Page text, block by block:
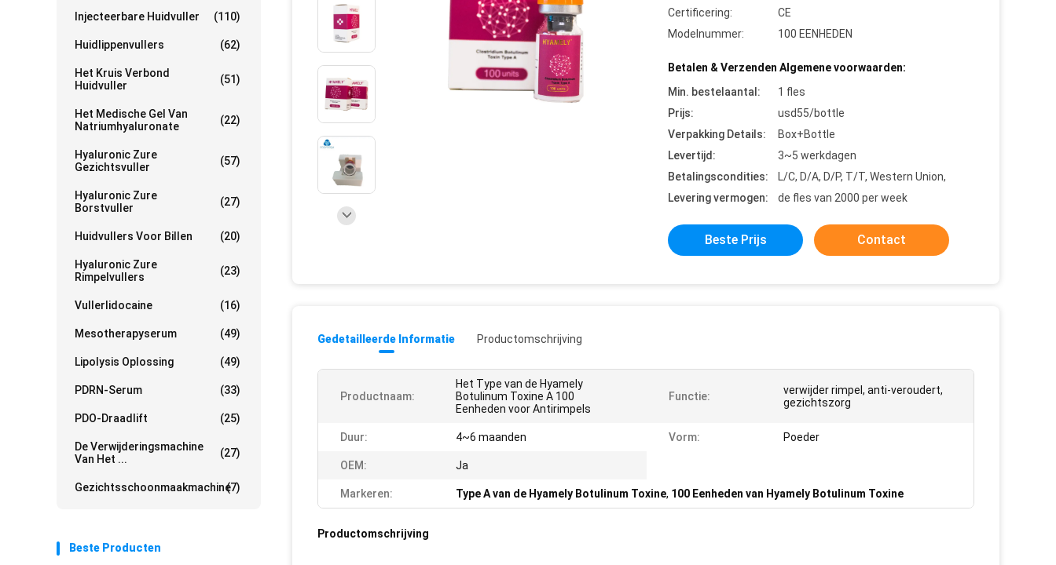
Injecteerbare Huidvuller (110)
Huidlippenvullers (62)
Het Kruis Verbond
Huidvuller
(51)
Het Medische Gel Van
Natriumhyaluronate
(22)
Hyaluronic Zure
Gezichtsvuller
(57)
Hyaluronic Zure
Borstvuller
(27)
Huidvullers Voor Billen (20)
Hyaluronic Zure
Rimpelvullers
(23)
Vullerlidocaine (16)
Mesotherapyserum (49)
Lipolysis Oplossing (49)
PDRN-Serum (33)
PDO-Draadlift (25)
De Verwijderingsmachine
Van Het ...
(27)
Gezichtsschoonmaakmachine(7)
Beste Producten
Certificering:
CE
Modelnummer:
100 EENHEDEN
Betalen & Verzenden Algemene voorwaarden:
Min. bestelaantal:
1 fles
Prijs:
usd55/bottle
Verpakking Details:
Box+Bottle
Levertijd:
3~5 werkdagen
Betalingscondities:
L/C, D/A, D/P, T/T, Western Union,
Levering vermogen:
de fles van 2000 per week
Beste Prijs Contact
Gedetailleerde Informatie Productomschrijving
Productnaam:
Het Type van de Hyamely
Botulinum Toxine A 100
Eenheden voor Antirimpels
Functie:
verwijder rimpel, anti-veroudert,
gezichtszorg
Duur: 4~6 maanden Vorm: Poeder
OEM: Ja
Markeren: Type A van de Hyamely Botulinum Toxine, 100 Eenheden van Hyamely Botulinum Toxine
Productomschrijving